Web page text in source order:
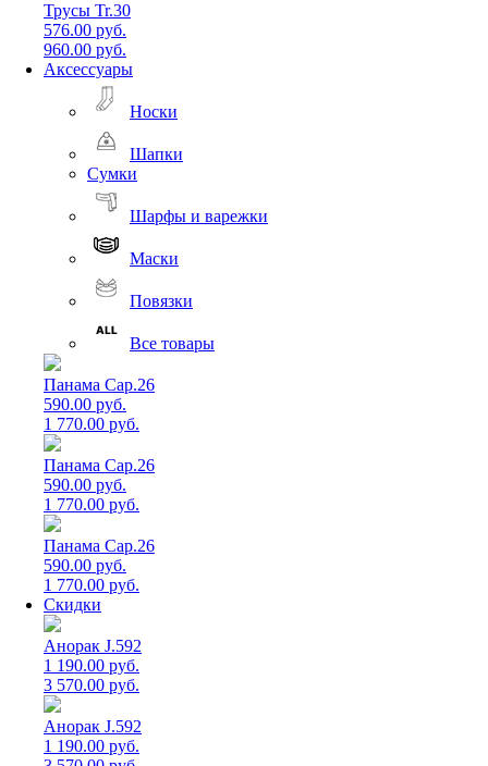
Трусы Tr.30
576.00 руб.
960.00 руб.
Аксессуары
Носки
Шапки
Сумки
Шарфы и варежки
Маски
Повязки
Все товары
Панама Cap.26
590.00 руб.
1 770.00 руб.
Панама Cap.26
590.00 руб.
1 770.00 руб.
Панама Cap.26
590.00 руб.
1 770.00 руб.
Скидки
Анорак J.592
1 190.00 руб.
3 570.00 руб.
Анорак J.592
1 190.00 руб.